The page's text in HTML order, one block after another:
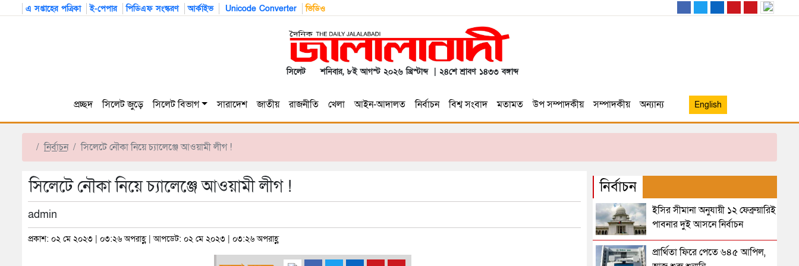
এ সপ্তাহের পত্রিকা ই-পেপার পিডিএফ সংস্করণ আর্কাইভ Unicode Converter ভিডিও
সিলেট শনিবার, ৮ই আগস্ট ২০২৬ খ্রিস্টাব্দ | ২৪শে শ্রাবণ ১৪৩৩ বঙ্গাব্দ
প্রচ্ছদ সিলেট জুড়ে সিলেট বিভাগ সারাদেশ জাতীয় রাজনীতি খেলা আইন-আদালত নির্বাচন বিশ্ব সংবাদ মতামত উপ সম্পাদকীয় সম্পাদকীয় অন্যান্য English
নির্বাচন সিলেটে নৌকা নিয়ে চ্যালেঞ্জে আওয়ামী লীগ !
সিলেটে নৌকা নিয়ে চ্যালেঞ্জে আওয়ামী লীগ !
admin
প্রকাশ: ০২ মে ২০২৩ | ০৩:২৬ অপরাহ্ণ | আপডেট: ০২ মে ২০২৩ | ০৩:২৬ অপরাহ্ণ
নির্বাচন
ইসির সীমানা অনুযায়ী ১২ ফেব্রুয়ারিই
পাবনার দুই আসনে নির্বাচন
প্রার্থিতা ফিরে পেতে ৬৪৫ আপিল,